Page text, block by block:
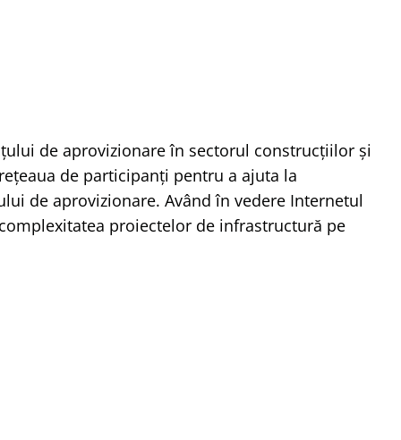
de aprovizionare în sectorul construcțiilor și
de participanți pentru a ajuta la
de aprovizionare. Având în vedere Internetul
proiectelor de infrastructură pe